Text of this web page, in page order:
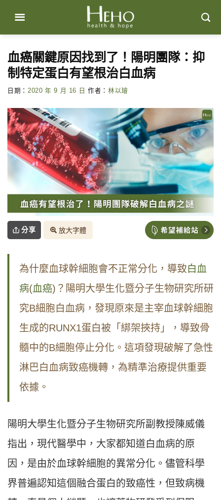
content
血癌關鍵原因找到了！陽明團隊：抑
制特定蛋白有望根治白血病
日期： 2020 年 9 月 16 日 作者： 林以璿
分享 放大字體
為什麼血球幹細胞會不正常分化，導致白血
病(血癌)？陽明大學生化暨分子生物研究所研
究B細胞白血病，發現原來是主宰血球幹細胞
生成的RUNX1蛋白被「綁架挾持」，導致骨
髓中的B細胞停止分化。這項發現破解了急性
淋巴白血病致癌機轉，為精準治療提供重要
依據。
陽明大學生化暨分子生物研究所副教授陳威儀
指出，現代醫學中，大家都知道白血病的原
因，是由於血球幹細胞的異常分化。儘管科學
界普遍認知這個融合蛋白的致癌性，但致病機